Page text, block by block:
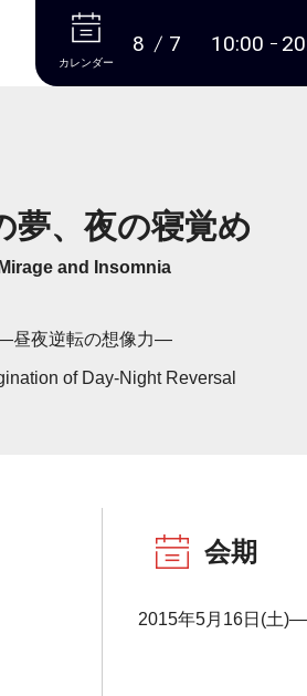
本文へ
カレンダー
8 7 10:00
夢、夜の寝覚め
Mirage and Insomnia
昼夜逆転の想像力―
of Day-Night Reversal
会期
2015年5月16日(土